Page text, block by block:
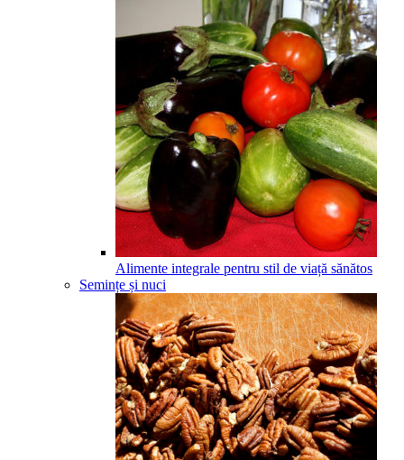
Alimente integrale pentru stil de viață sănătos
Semințe și nuci